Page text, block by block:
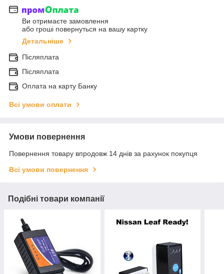
Ви отримаєте замовлення
або гроші повернуться на вашу картку
Детальніше
Післяплата
Післяплата
Оплата на карту Банку
Всі умови оплати
Умови повернення
Повернення товару впродовж 14 днів за рахунок покупця
Всі умови повернення
Подібні товари компанії